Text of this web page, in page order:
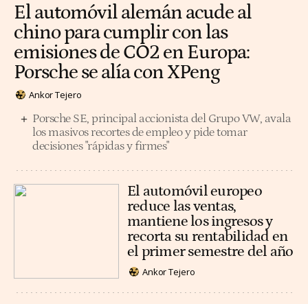
El automóvil alemán acude al
chino para cumplir con las
emisiones de CO2 en Europa:
Porsche se alía con XPeng
Ankor Tejero
Porsche SE, principal accionista del Grupo VW, avala
los masivos recortes de empleo y pide tomar
decisiones "rápidas y firmes"
El automóvil europeo
reduce las ventas,
mantiene los ingresos y
recorta su rentabilidad en
el primer semestre del año
Ankor Tejero